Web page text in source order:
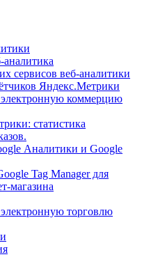
сервисов веб-аналитики
Яндекс.Метрики
коммерцию
статистика
Аналитики и Google
Tag Manager для
магазина
торговлю